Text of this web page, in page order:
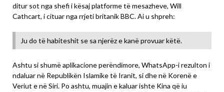
ditur sot nga shefi i kësaj platforme të mesazheve, Will
Cathcart, i cituar nga rrjeti britanik BBC. Ai u shpreh:
Ju do të habiteshit se sa njerëz e kanë provuar këtë.
Ashtu si shumë aplikacione perëndimore, WhatsApp-i rezulton i
ndaluar në Republikën Islamike të Iranit, si dhe në Korenë e
Veriut e në Siri. Po ashtu, muajin e kaluar ishte Kina që iu